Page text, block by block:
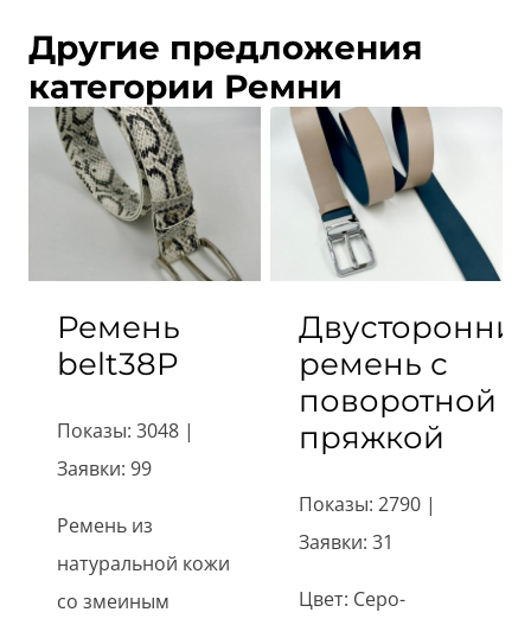
Другие предложения
категории Ремни
Ремень
belt38P
Показы: 3048 |
Заявки: 99
Ремень из
натуральной кожи
со змеиным
ремень с
поворотной
пряжкой
Показы: 2790 |
Заявки: 31
Цвет: Серо-